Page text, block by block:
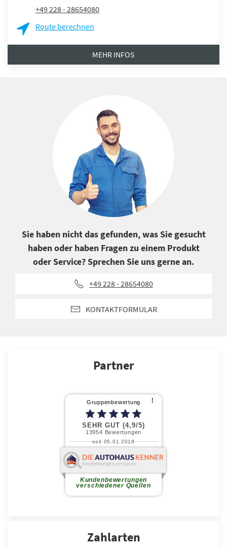
+49 228 - 28654080
Route berechnen
MEHR INFOS
Sie haben nicht das gefunden, was Sie gesucht
haben oder haben Fragen zu einem Produkt
oder Service? Sprechen Sie uns gerne an.
+49 228 - 28654080
KONTAKTFORMULAR
Partner
Zahlarten